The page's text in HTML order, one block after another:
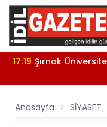
17:19
Anasayfa SİYASET